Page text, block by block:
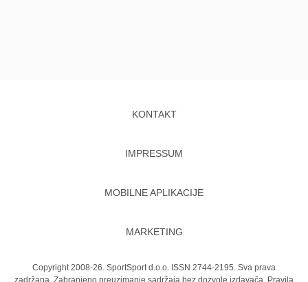
KONTAKT
IMPRESSUM
MOBILNE APLIKACIJE
MARKETING
Copyright 2008-26. SportSport d.o.o. ISSN 2744-2195. Sva prava
zadržana. Zabranjeno preuzimanje sadržaja bez dozvole izdavača.
Pravila